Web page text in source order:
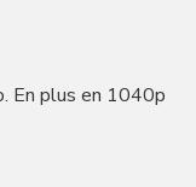
En plus en 1040p